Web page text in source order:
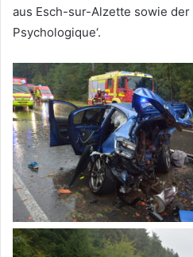
aus Esch-sur-Alzette sowie der
Psychologique‘.